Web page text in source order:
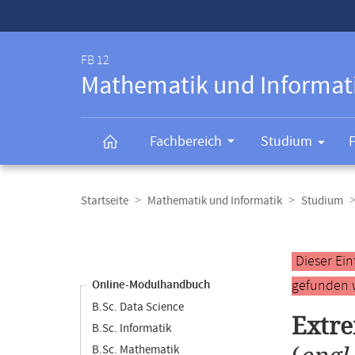
FB 12
Mathematik und
Fachbereich Studium
Navigation
Startseite Mathematik und Informatik Studium
Online-Modulhandbuch
B.Sc. Data Science
B.Sc. Informatik
B.Sc. Mathematik
Hauptinhalt
Dieser
gefunden